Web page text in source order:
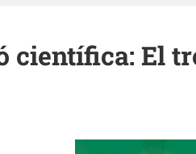
científica: El